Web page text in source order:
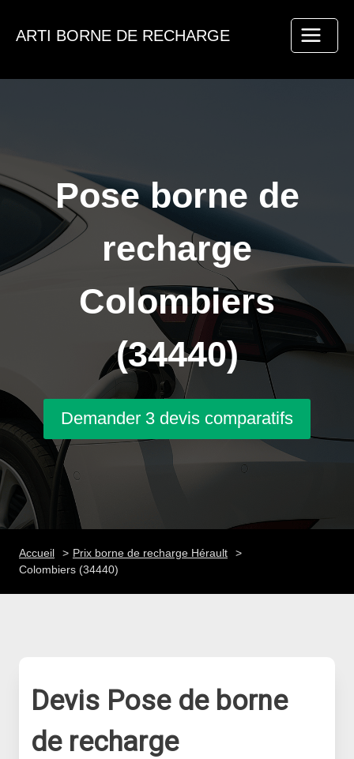
ARTI BORNE DE RECHARGE
Pose borne de
recharge
Colombiers
(34440)
Demander 3 devis comparatifs
Accueil
Prix borne de recharge Hérault
Colombiers (34440)
Devis Pose de borne
de recharge